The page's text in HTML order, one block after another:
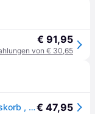
€ 91,95
von € 30,65
reisenthel - Coolerbag XL Black - Einkaufskorb , 30 l - schwarz€ 47,95